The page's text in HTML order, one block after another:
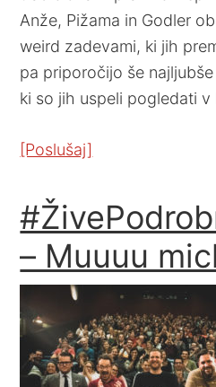
Anže, Pižama in Godler
weird zadevami, ki jih
pa priporočijo še
ki so jih uspeli pogledati v
[Poslušaj]
– Muuuu